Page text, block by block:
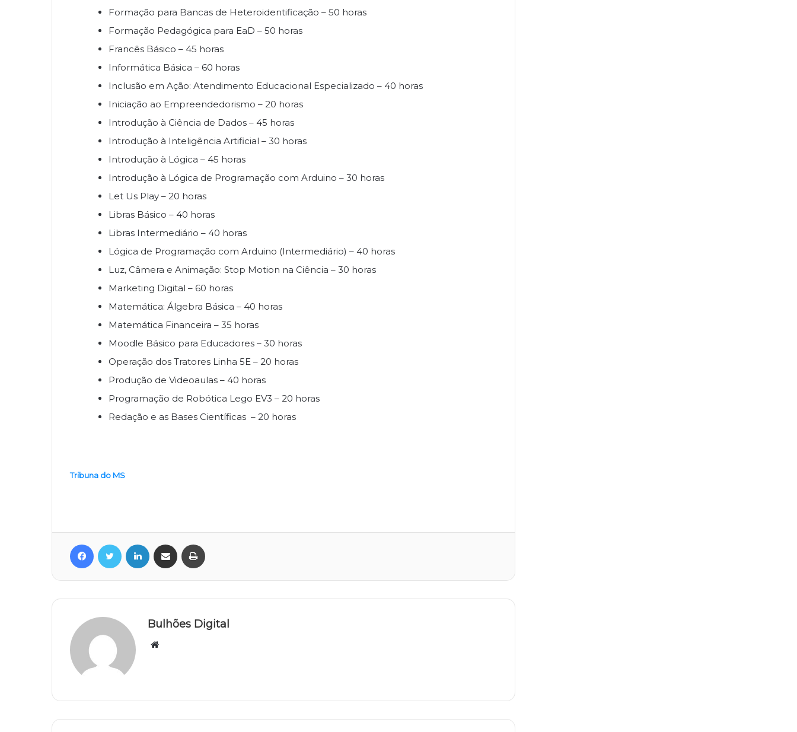
Formação para Bancas de Heteroidentificação – 50 horas
Formação Pedagógica para EaD – 50 horas
Francês Básico – 45 horas
Informática Básica – 60 horas
Inclusão em Ação: Atendimento Educacional Especializado – 40 horas
Iniciação ao Empreendedorismo – 20 horas
Introdução à Ciência de Dados – 45 horas
Introdução à Inteligência Artificial – 30 horas
Introdução à Lógica – 45 horas
Introdução à Lógica de Programação com Arduino – 30 horas
Let Us Play – 20 horas
Libras Básico – 40 horas
Libras Intermediário – 40 horas
Lógica de Programação com Arduino (Intermediário) – 40 horas
Luz, Câmera e Animação: Stop Motion na Ciência – 30 horas
Marketing Digital – 60 horas
Matemática: Álgebra Básica – 40 horas
Matemática Financeira – 35 horas
Moodle Básico para Educadores – 30 horas
Operação dos Tratores Linha 5E – 20 horas
Produção de Videoaulas – 40 horas
Programação de Robótica Lego EV3 – 20 horas
Redação e as Bases Científicas – 20 horas
Tribuna do MS
FacebookTwitter Linkedin Compartilhar via e-mail
Bulhões Digital
Website